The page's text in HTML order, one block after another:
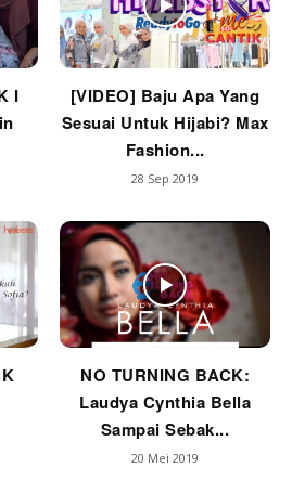
I
[VIDEO] Baju Apa Yang
Sesuai Untuk Hijabi? Max
Fashion...
28 Sep 2019
NO TURNING BACK:
Laudya Cynthia Bella
Sampai Sebak...
20 Mei 2019